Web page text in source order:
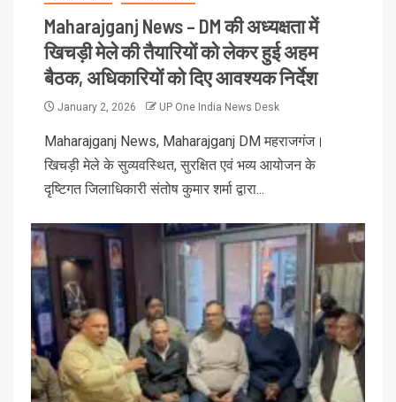
Maharajganj News – DM की अध्यक्षता में
खिचड़ी मेले की तैयारियों को लेकर हुई अहम
बैठक, अधिकारियों को दिए आवश्यक निर्देश
January 2, 2026 UP One India News Desk
Maharajganj News, Maharajganj DM महराजगंज।
खिचड़ी मेले के सुव्यवस्थित, सुरक्षित एवं भव्य आयोजन के
दृष्टिगत जिलाधिकारी संतोष कुमार शर्मा द्वारा...